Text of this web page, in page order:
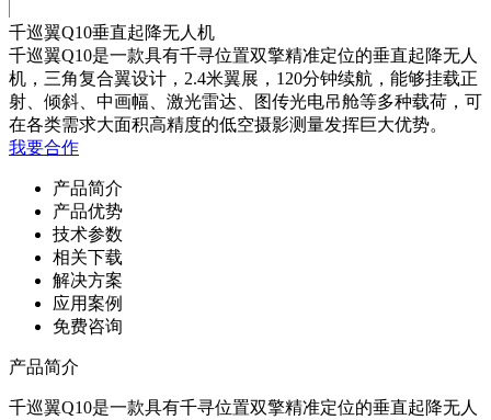
千巡翼Q10垂直起降无人机
千巡翼Q10是一款具有千寻位置双擎精准定位的垂直起降无人
机，三角复合翼设计，2.4米翼展，120分钟续航，能够挂载正
射、倾斜、中画幅、激光雷达、图传光电吊舱等多种载荷，可
在各类需求大面积高精度的低空摄影测量发挥巨大优势。
我要合作
产品简介
产品优势
技术参数
相关下载
解决方案
应用案例
免费咨询
产品简介
千巡翼Q10是一款具有千寻位置双擎精准定位的垂直起降无人